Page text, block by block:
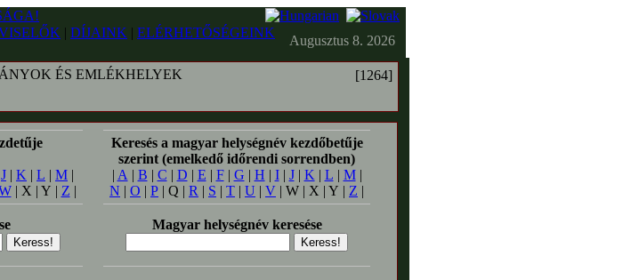
| DÍJAINK | ELÉRHETŐSÉGEINK
Augusztus 8. 2026
ÉS EMLÉKHELYEK
[1264]
J | K | L | M |
| X | Y | Z |
Keresés a magyar helységnév kezdőbetűje
szerint (emelkedő időrendi sorrendben)
| A | B | C | D | E | F| G | H | I| J| K | L | M|
N | O | P | Q | R | S | T | U | V | W | X | Y | Z |
Magyar helységnév keresése